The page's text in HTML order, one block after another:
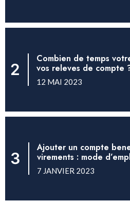
Combien de temps
vos releves de compte
12 MAI 2023
Ajouter un compte
virements : mode
7 JANVIER 2023